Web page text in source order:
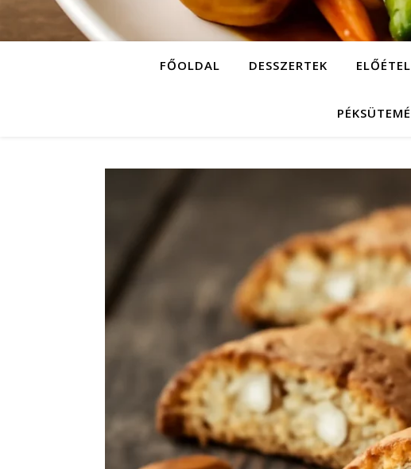
FŐOLDAL DESSZERTEK